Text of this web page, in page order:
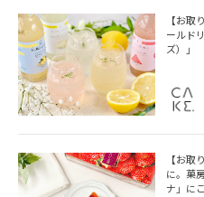
【お取
ールド
ズ）」
【お取
に。菓
ナ」に